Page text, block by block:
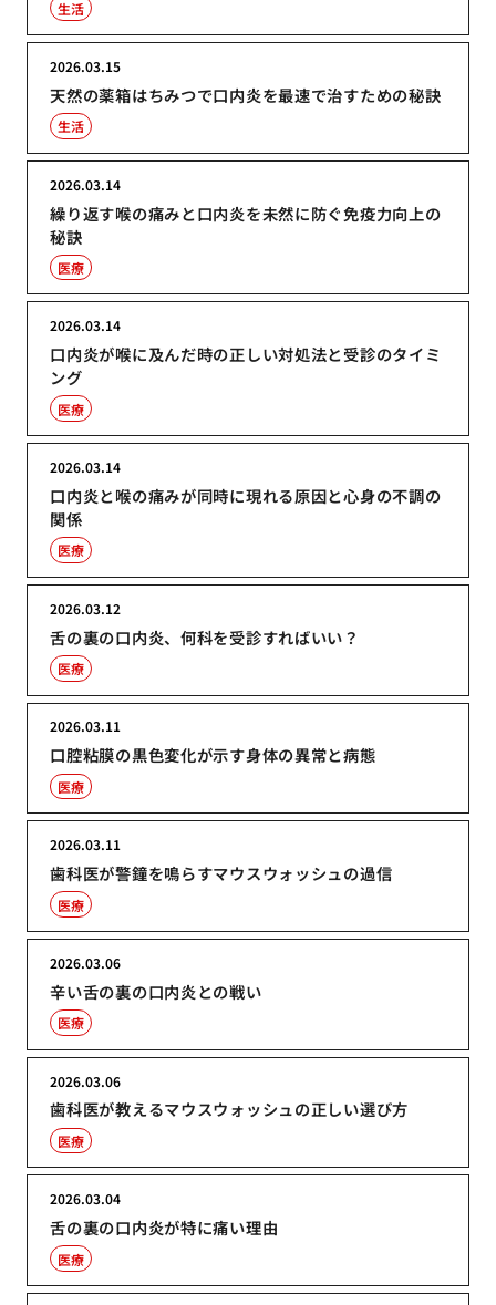
生活
天然の薬箱はちみつで口内炎を最速で治すための秘訣
2026.03.15
生活
繰り返す喉の痛みと口内炎を未然に防ぐ免疫力向上の
秘訣
2026.03.14
医療
口内炎が喉に及んだ時の正しい対処法と受診のタイミ
ング
2026.03.14
医療
口内炎と喉の痛みが同時に現れる原因と心身の不調の
関係
2026.03.14
医療
舌の裏の口内炎、何科を受診すればいい？
2026.03.12
医療
口腔粘膜の黒色変化が示す身体の異常と病態
2026.03.11
医療
歯科医が警鐘を鳴らすマウスウォッシュの過信
2026.03.11
医療
辛い舌の裏の口内炎との戦い
2026.03.06
医療
歯科医が教えるマウスウォッシュの正しい選び方
2026.03.06
医療
舌の裏の口内炎が特に痛い理由
2026.03.04
医療